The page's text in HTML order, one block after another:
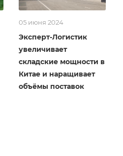
05 июня 2024
Эксперт-Логистик
увеличивает
складские мощности в
Китае и наращивает
объёмы поставок